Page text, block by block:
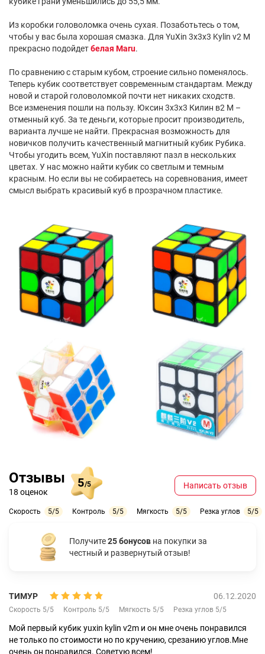
Из коробки головоломка очень сухая. Позаботьтесь о том,
чтобы у вас была хорошая смазка. Для YuXin 3x3x3 Kylin v2 M
прекрасно подойдетбелая Maru.
По сравнению с старым кубом, строение сильно поменялось.
Теперь кубик соответствует современным стандартам. Между
новой и старой головоломкой почти нет никаких сходств.
Все изменения пошли на пользу. Юксин 3х3х3 Килин в2 М –
отменный куб. За те деньги, которые просит производитель,
варианта лучше не найти. Прекрасная возможность для
новичков получить качественный магнитный кубик Рубика.
Чтобы угодить всем, YuXin поставляют пазл в нескольких
цветах. У нас можно найти кубик со светлым и темным
красным. Но если вы не собираетесь на соревнования, имеет
смысл выбрать красивый куб в прозрачном пластике.
Отзывы
18 оценок
5/5
Скорость 5/5 Контроль 5/5 Мягкость 5/5 Резка углов 5/5
Написать отзыв
Получите25 бонусов на покупки за
честный и развернутый отзыв!
ТИМУР 06.12.2020
Скорость 5/5 Контроль 5/5 Мягкость 5/5 Резка углов 5/5
Мой первый кубик yuxin kylin v2m и он мне очень понравился
не только по стоимости но по кручению, срезанию углов.Мне
очень он понравился. Советую всем!